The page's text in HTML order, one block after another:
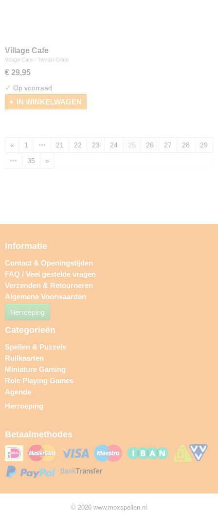
Village Cafe
Village Cafe - Terrain Crate
€ 29,95
✓ Op voorraad
IN WINKELWAGEN
« 1 ••• 21 22 23 24 25 26 27 28
29
•••
35 »
Informatie
Contact & Openingstijden
FAQ / Veel gestelde vragen
Verzenden & Retourneren
Algemene Voorwaarden
Herroeping
Categorieën
Spellen & Puzzels
Ruilkaarten
Miniature Gaming
Role Playing Games
Agenda
Herroeping
Betaalmethodes
© 2026 www.moxspellen.nl